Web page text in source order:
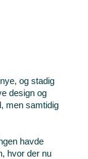
og stadig
design og
men samtidig
havde
hvor der nu